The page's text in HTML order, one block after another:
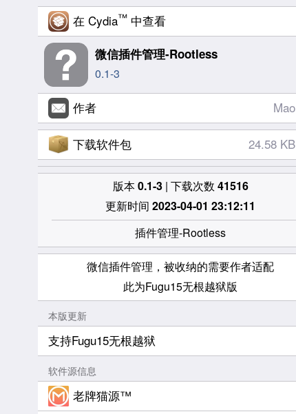
在 Cydia™ 中查看
微信插件管理-Rootless
0.1-3
作者 Mao
下载软件包 24.58 KB
版本0.1-3| 下载次数 41516
更新时间 2023-04-01 23:12:11
插件管理-Rootless
微信插件管理，被收纳的需要作者适配
此为Fugu15无根越狱版
本版更新
支持Fugu15无根越狱
软件源信息
老牌猫源™